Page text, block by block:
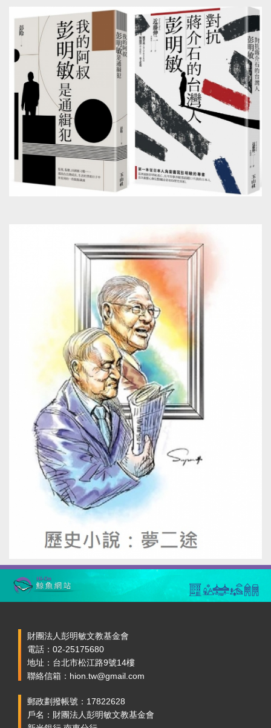
財團法人彭明敏文教基金會
電話：02-25175680
地址：台北市松江路9號14樓
聯絡信箱：hion.tw@gmail.com
郵政劃撥帳號：17822628
戶名：財團法人彭明敏文教基金會